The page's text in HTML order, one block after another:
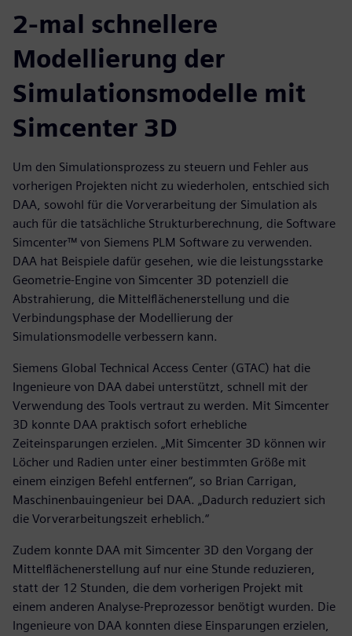
2-mal schnellere
Modellierung der
Simulationsmodelle mit
Simcenter 3D
Um den Simulationsprozess zu steuern und Fehler aus
vorherigen Projekten nicht zu wiederholen, entschied sich
DAA, sowohl für die Vorverarbeitung der Simulation als
auch für die tatsächliche Strukturberechnung, die Software
Simcenter™ von Siemens PLM Software zu verwenden.
DAA hat Beispiele dafür gesehen, wie die leistungsstarke
Geometrie-Engine von Simcenter 3D potenziell die
Abstrahierung, die Mittelflächenerstellung und die
Verbindungsphase der Modellierung der
Simulationsmodelle verbessern kann.
Siemens Global Technical Access Center (GTAC) hat die
Ingenieure von DAA dabei unterstützt, schnell mit der
Verwendung des Tools vertraut zu werden. Mit Simcenter
3D konnte DAA praktisch sofort erhebliche
Zeiteinsparungen erzielen. „Mit Simcenter 3D können wir
Löcher und Radien unter einer bestimmten Größe mit
einem einzigen Befehl entfernen“, so Brian Carrigan,
Maschinenbauingenieur bei DAA. „Dadurch reduziert sich
die Vorverarbeitungszeit erheblich.“
Zudem konnte DAA mit Simcenter 3D den Vorgang der
Mittelflächenerstellung auf nur eine Stunde reduzieren,
statt der 12 Stunden, die dem vorherigen Projekt mit
einem anderen Analyse-Preprozessor benötigt wurden. Die
Ingenieure von DAA konnten diese Einsparungen erzielen,